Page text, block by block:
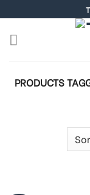
to
content
PRODUCTS